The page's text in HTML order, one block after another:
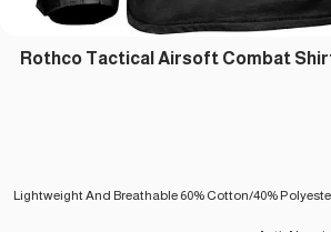
45010 Rothco Tactical Airsoft Combat
Lightweight And Breathable 60% Cotton/40%